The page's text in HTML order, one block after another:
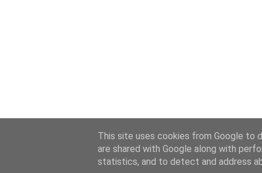
This site uses cookies from Google to
are shared with Google along with
statistics, and to detect and address